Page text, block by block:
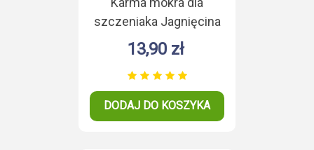
szczeniaka Jagnięcina
z cielęciną Duoproteina
400g
13,90 zł
DODAJ DO KOSZYKA